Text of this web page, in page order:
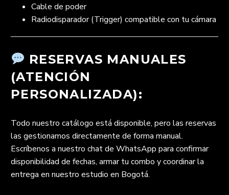
Cable de poder
Radiodisparador (Trigger) compatible con tu cámara
RESERVAS MANUALES
(ATENCIÓN
PERSONALIZADA):
Todo nuestro catálogo está disponible, pero las reservas
las gestionamos directamente de forma manual.
Escríbenos a nuestro chat de WhatsApp para confirmar
disponibilidad de fechas, armar tu combo y coordinar la
entrega en nuestro estudio en Bogotá.